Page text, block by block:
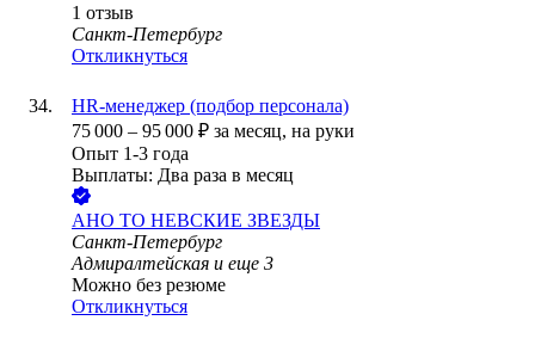
1 отзыв
Санкт-Петербург
Откликнуться
HR-менеджер (подбор персонала)
75 000 – 95 000 ₽ за месяц, на руки
Опыт 1-3 года
Выплаты: Два раза в месяц
АНО ТО НЕВСКИЕ ЗВЕЗДЫ
Санкт-Петербург
Адмиралтейская и еще 3
Можно без резюме
Откликнуться